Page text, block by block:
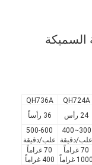
السميكة
QH724A
QH736A
24 رأس 36 رأساً
300~400
علب/دقيقة
500-600
علب/دقيقة
70 غراماً
1000 غراماً
70 غراماً
400 غراماً